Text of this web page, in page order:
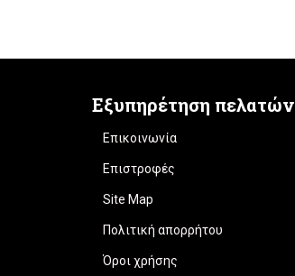
Εξυπηρέτηση πελατών
Επικοινωνία
Επιστροφές
Site Map
Πολιτική απορρήτου
Όροι χρήσης